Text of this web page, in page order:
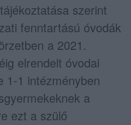
szerint
fenntartású óvodák
a 2021.
elrendelt óvodai
1-1 intézményben
a
ezt a szülő